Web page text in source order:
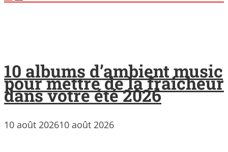
10 albums d’ambient music
pour mettre de la fraicheur
dans votre été 2026
10 août 202610 août 2026